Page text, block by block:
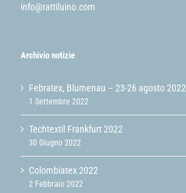
info@rattiluino.com
Archivio notizie
Febratex, Blumenau – 23-26 agosto 2022
1 Settembre 2022
Techtextil Frankfurt 2022
30 Giugno 2022
Colombiatex 2022
2 Febbraio 2022